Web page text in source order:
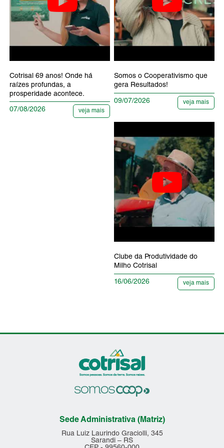
Cotrisal 69 anos! Onde há
raízes profundas, a
prosperidade acontece.
07/08/2026 veja mais
Somos o Cooperativismo que
gera Resultados!
09/07/2026 veja mais
Clube da Produtividade do
Milho Cotrisal
16/06/2026 veja mais
Sede Administrativa (Matriz)
Rua Luiz Laurindo Graciolli, 345
Sarandi – RS